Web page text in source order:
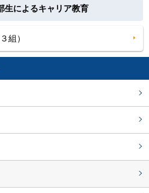
生によるキャリア教育
組）